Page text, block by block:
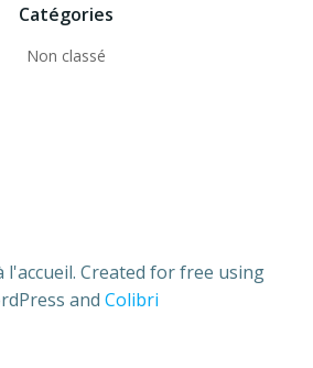
Catégories
Non classé
l'accueil. Created for free using
and Colibri